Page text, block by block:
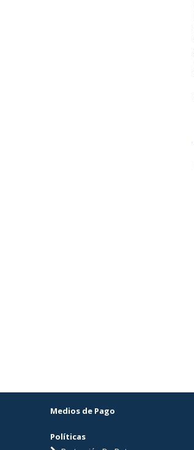
Medios de Pago
Políticas